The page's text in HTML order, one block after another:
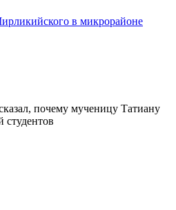
в микрорайоне
почему мученицу Татиану
студентов